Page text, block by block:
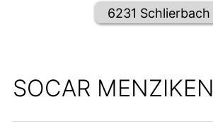
6231 Schlierbach
SOCAR MENZIKEN